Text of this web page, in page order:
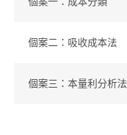
個案二：吸收成本法
個案三：本量利分析法